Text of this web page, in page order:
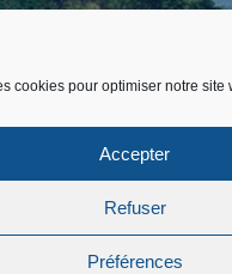
cookies pour optimiser notre site
Accepter
Refuser
Préférences
Faire un signalement